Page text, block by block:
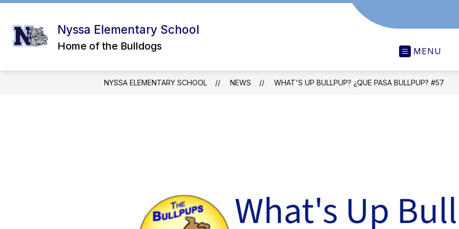
Skip
content
Nyssa Elementary School
Home of the Bulldogs MENU
NYSSA ELEMENTARY SCHOOL NEWS WHAT'S UP BULLPUP? ¿QUE PASA BULLPUP? #57